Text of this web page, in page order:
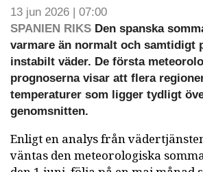
13 jun 2026 | 07:00
SPANIEN RIKS Den spanska
varmare än normalt och samtidigt
instabilt väder. De första
prognoserna visar att flera
temperaturer som ligger tydligt
genomsnitten.
Enligt en analys från
väntas den meteorologiska